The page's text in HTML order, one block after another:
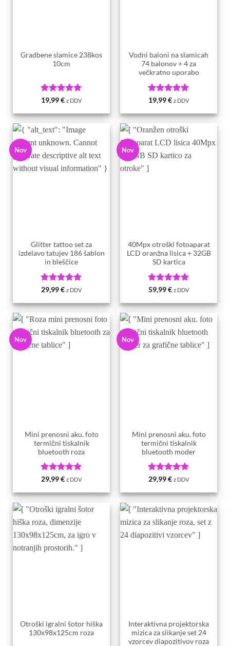
Gradbene slamice 238kos
10cm
Ocenjeno5
19,99€ z DDV
Vodni baloni na slamicah
74 balonov + 4 za
večkratno uporabo
Ocenjeno5
19,99€ z DDV
Nov
Glitter tattoo set za
izdelavo tatujev 186 šablon
in bleščice
Ocenjeno5
29,99€ z DDV
Nov
40Mpx otroški fotoaparat
LCD oranžna lisica + 32GB
SD kartica
Ocenjeno5
59,99€ z DDV
Nov
Mini prenosni aku. foto
termični tiskalnik
bluetooth roza
Ocenjeno5
29,99€ z DDV
Nov
Mini prenosni aku. foto
termični tiskalnik
bluetooth moder
Ocenjeno5
29,99€ z DDV
Otroški igralni šotor hiška
130x98x125cm roza
Interaktivna projektorska
mizica za slikanje set 24
vzorcev diapozitivov roza